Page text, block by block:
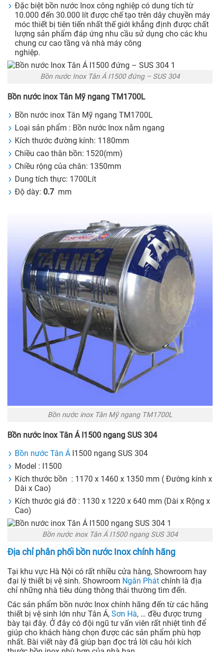
Đặc biệt bồn nước Inox công nghiệp có dung tích từ
10.000 đến 30.000 lít được chế tạo trên dây chuyền máy
móc thiết bị tiên tiến nhất thế giới khẳng định được chất
lượng sản phẩm đáp ứng nhu cầu sử dụng cho các khu
chung cư cao tầng và nhà máy công
nghiệp.
Bồn nước Inox Tân Á I1500 đứng – SUS 304
Bồn nước inox Tân Mỹ ngang TM1700L
Bồn nước inox Tân Mỹ ngang TM1700L
Loại sản phẩm : Bồn nước Inox nằm ngang
Kích thước đường kính: 1180mm
Chiều cao thân bồn: 1520(mm)
Chiều rộng của chân: 1350mm
Dung tích thực: 1700Lít
Độ dày: 0.7 mm
Bồn nước inox Tân Mỹ ngang TM1700L
Bồn nước inox Tân Á I1500 ngang SUS 304
Bồn nước Tân Á I1500 ngang SUS 304
Model : I1500
Kích thước bồn : 1170 x 1460 x 1350 mm ( Đường kính x
Dài x Cao)
Kích thước giá đỡ : 1130 x 1220 x 640 mm (Dài x Rộng x
Cao)
Bồn nước inox Tân Á I1500 ngang SUS 304
Địa chỉ phân phối bồn nước Inox chính hãng
Tại khu vực Hà Nội có rất nhiều cửa hàng, Showroom hay
đại lý thiết bị vệ sinh. Showroom Ngân Phát chính là địa
chỉ những nhà tiêu dùng thông thái thường tìm đến.
Các sản phẩm bồn nước Inox chính hãng đến từ các hãng
thiết bị vệ sinh lớn như Tân Á, Sơn Hà, … đều được trưng
bày tại đây. Ở đây có đội ngũ tư vấn viên rất nhiệt tình để
giúp cho khách hàng chọn được các sản phẩm phù hợp
nhất. Bài viết này đã giúp bạn đọc trả lời câu hỏi kích